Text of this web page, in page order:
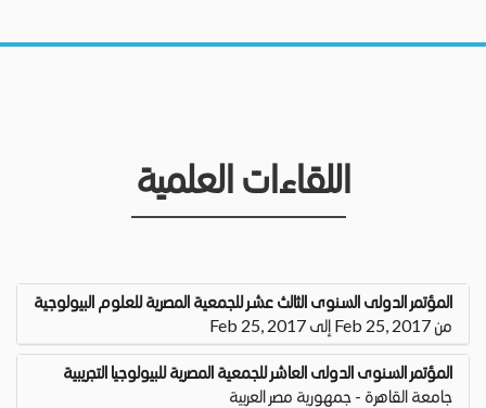
اللقاءات العلمية
المؤتمر الدولى السنوى الثالث عشـر للجمعية المصرية للعلوم البيولوجية
من Feb 25, 2017 إلى Feb 25, 2017
المؤتمر السنوى الدولى العاشر للجمعية المصرية للبيولوجيا التجريبية
جامعة القاهرة - جمهورية مصر العربية